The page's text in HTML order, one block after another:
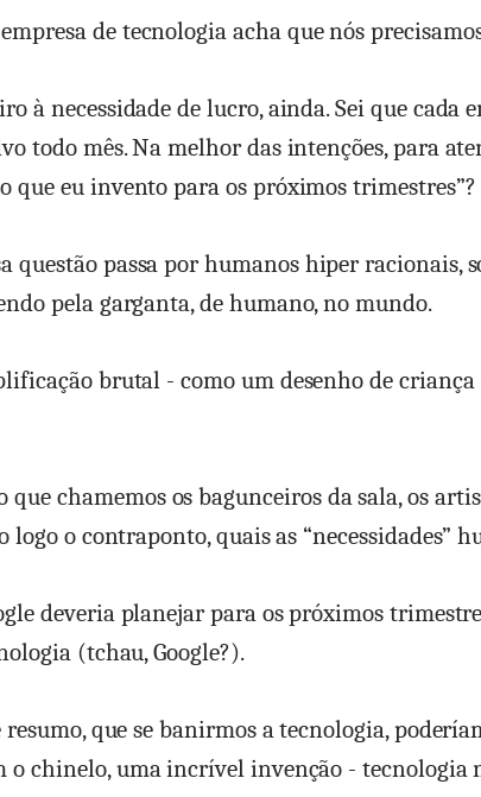
de tecnologia acha que nós
à necessidade de lucro, ainda. Sei que cada
todo mês. Na melhor das intenções, para
que eu invento para os próximos trimestres”?
questão passa por humanos hiper racionais,
pela garganta, de humano, no mundo.
brutal - como um desenho de criança
que chamemos os bagunceiros da sala, os
logo o contraponto, quais as “necessidades”
deveria planejar para os próximos
(tchau, Google?).
resumo, que se banirmos a tecnologia,
o chinelo, uma incrível invenção - tecnologia